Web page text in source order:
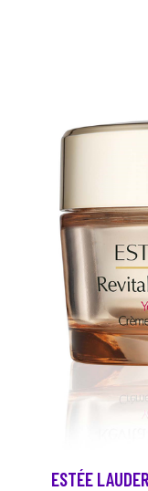
ESTÉE